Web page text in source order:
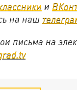
и
на наш
письма на